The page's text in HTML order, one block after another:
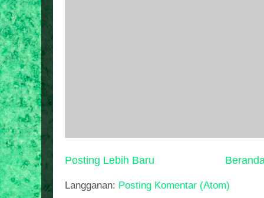
Posting Lebih Baru
Langganan: Posting Komentar (Atom)